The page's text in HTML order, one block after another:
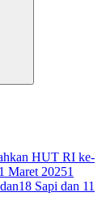
HUT RI ke-
1 Maret 20251
18 Sapi dan 11